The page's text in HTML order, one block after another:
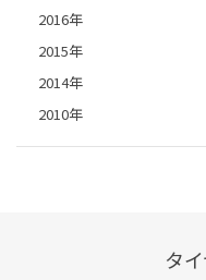
2016年
2015年
2014年
2010年
タ